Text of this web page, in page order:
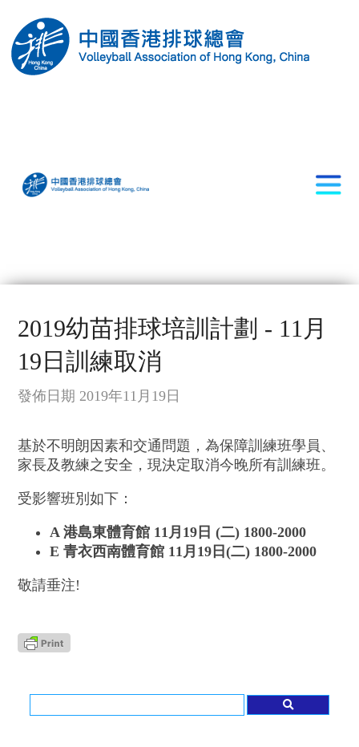
2019幼苗排球培訓計劃 - 11月
19日訓練取消
發佈日期 2019年11月19日
基於不明朗因素和交通問題，為保障訓練班學員、
家長及教練之安全，現決定取消今晚所有訓練班。
受影響班別如下：
A 港島東體育館 11月19日 (二) 1800-2000
E 青衣西南體育館 11月19日(二) 1800-2000
敬請垂注!